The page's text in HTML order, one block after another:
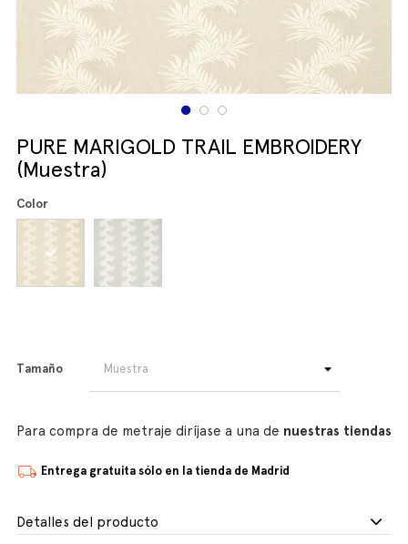
PURE MARIGOLD TRAIL EMBROIDERY
(Muestra)
Color
Tamaño
Para compra de metraje diríjase a una de nuestras tiendas
Entrega gratuita sólo en la tienda de Madrid
Detalles del producto